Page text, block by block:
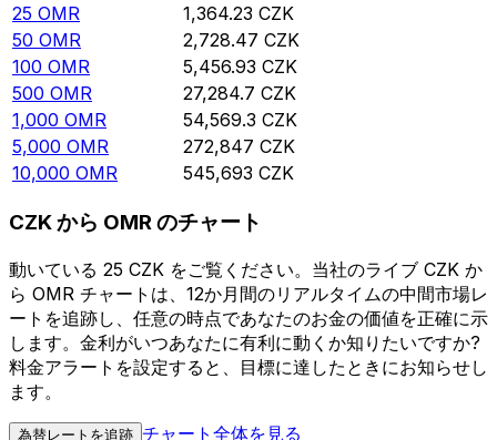
25 OMR 1,364.23 CZK
50 OMR 2,728.47 CZK
100 OMR 5,456.93 CZK
500 OMR 27,284.7 CZK
1,000 OMR 54,569.3 CZK
5,000 OMR 272,847 CZK
10,000 OMR 545,693 CZK
CZK から OMR のチャート
動いている 25 CZK をご覧ください。当社のライブ CZK か
ら OMR チャートは、12か月間のリアルタイムの中間市場レ
ートを追跡し、任意の時点であなたのお金の価値を正確に示
します。金利がいつあなたに有利に動くか知りたいですか?
料金アラートを設定すると、目標に達したときにお知らせし
ます。
為替レートを追跡 チャート全体を見る